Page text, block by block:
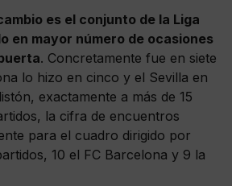
es el conjunto de la Liga
en mayor número de ocasiones
. Concretamente fue en siete
lo hizo en cinco y el Sevilla en
exactamente a más de 15
la cifra de encuentros
para el cuadro dirigido por
10 el FC Barcelona y 9 la